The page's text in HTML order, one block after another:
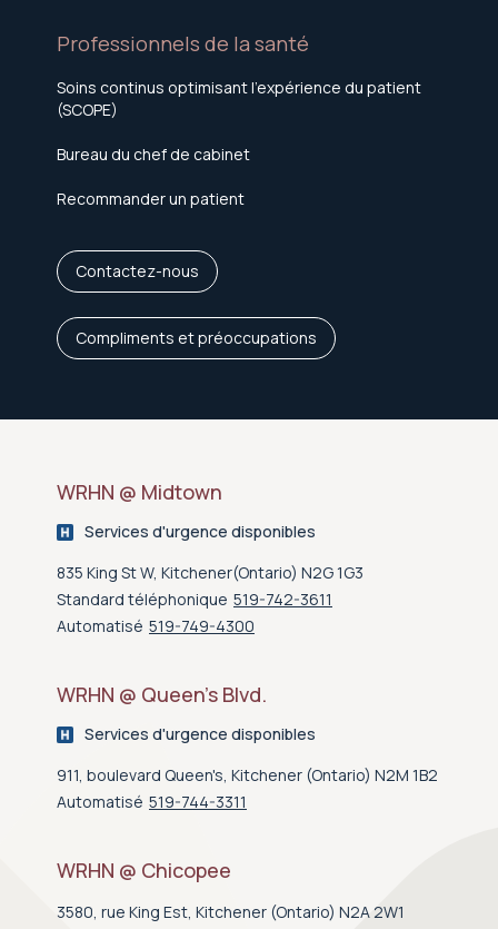
Professionnels de la santé
Soins continus optimisant l'expérience du patient
(SCOPE)
Bureau du chef de cabinet
Recommander un patient
Contactez-nous
Compliments et préoccupations
WRHN @ Midtown
Services d'urgence disponibles
835 King St W, Kitchener(Ontario) N2G 1G3
Standard téléphonique 519-742-3611
Automatisé 519-749-4300
WRHN @ Queen’s Blvd.
Services d'urgence disponibles
911, boulevard Queen's, Kitchener (Ontario) N2M 1B2
Automatisé 519-744-3311
WRHN @ Chicopee
3580, rue King Est, Kitchener (Ontario) N2A 2W1